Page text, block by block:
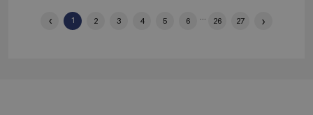
‹ 1 2 3 4 5 6 ... 26 27 ›